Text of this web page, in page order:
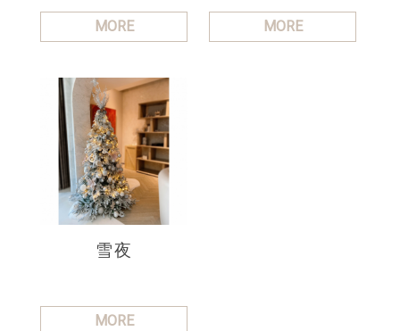
MORE MORE
雪夜
MORE